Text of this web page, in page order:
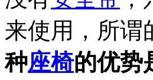
来使用，所谓
种座椅的优势